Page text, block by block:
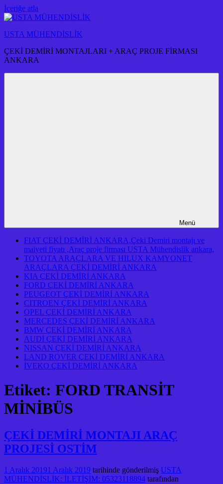
İçeriğe atla
USTA MÜHENDİSLİK
ÇEKİ DEMİRİ MONTAJLARI + ARAÇ PROJE FİRMASI
ANKARA
Menü
FIAT ÇEKİ DEMİRİ ANKARA,Çeki Demiri montajı ve
maiyeti fiyatı ,Araç proje firması USTA Mühendislik ankara,
TOYOTA ARAÇLARA VE HILUX KAMYONET
ARAÇLARA ÇEKİ DEMİRİ ANKARA
KIA ÇEKİ DEMİRİ ANKARA
FORD ÇEKİ DEMİRİ ANKARA
PEUGEOT ÇEKİ DEMİRİ ANKARA
CITROEN ÇEKİ DEMİRİ ANKARA
OPEL ÇEKİ DEMİRİ ANKARA
MERCEDES ÇEKİ DEMİRİ ANKARA
BMW ÇEKİ DEMİRİ ANKARA
AUDİ ÇEKİ DEMİRİ ANKARA
NISSAN ÇEKİ DEMİRİ ANKARA
LAND ROVER ÇEKİ DEMİRİ ANKARA
İVEKO ÇEKİ DEMİRİ ANKARA
Etiket: FORD TRANSİT
MİNİBÜS
ÇEKİ DEMİRİ MONTAJI ARAÇ
PROJESİ OSTİM
1 Aralık 20191 Aralık 2019 tarihinde gönderilmiş USTA
MÜHENDİSLİK: İLETİŞİM: 05323118894 tarafından